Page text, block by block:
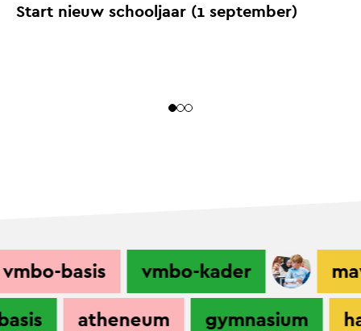
Start nieuw schooljaar (1 september)
basis vmbo-kader
basis
atheneum gymnasium